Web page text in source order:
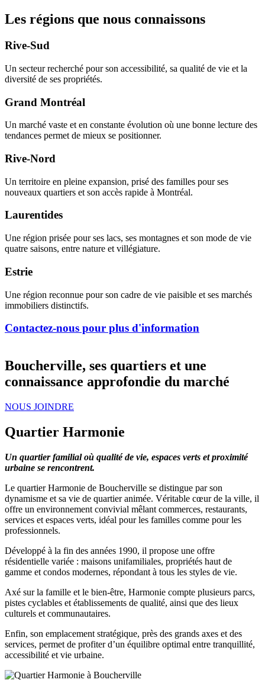
Les régions que nous connaissons
Rive-Sud
Un secteur recherché pour son accessibilité, sa qualité de vie et la
diversité de ses propriétés.
Grand Montréal
Un marché vaste et en constante évolution où une bonne lecture des
tendances permet de mieux se positionner.
Rive-Nord
Un territoire en pleine expansion, prisé des familles pour ses
nouveaux quartiers et son accès rapide à Montréal.
Laurentides
Une région prisée pour ses lacs, ses montagnes et son mode de vie
quatre saisons, entre nature et villégiature.
Estrie
Une région reconnue pour son cadre de vie paisible et ses marchés
immobiliers distinctifs.
Contactez-nous pour plus d'information
Boucherville, ses quartiers et une
connaissance approfondie du marché
NOUS JOINDRE
Quartier Harmonie
Un quartier familial où qualité de vie, espaces verts et proximité
urbaine se rencontrent.
Le quartier Harmonie de Boucherville se distingue par son
dynamisme et sa vie de quartier animée. Véritable cœur de la ville, il
offre un environnement convivial mêlant commerces, restaurants,
services et espaces verts, idéal pour les familles comme pour les
professionnels.
Développé à la fin des années 1990, il propose une offre
résidentielle variée : maisons unifamiliales, propriétés haut de
gamme et condos modernes, répondant à tous les styles de vie.
Axé sur la famille et le bien-être, Harmonie compte plusieurs parcs,
pistes cyclables et établissements de qualité, ainsi que des lieux
culturels et communautaires.
Enfin, son emplacement stratégique, près des grands axes et des
services, permet de profiter d’un équilibre optimal entre tranquillité,
accessibilité et vie urbaine.